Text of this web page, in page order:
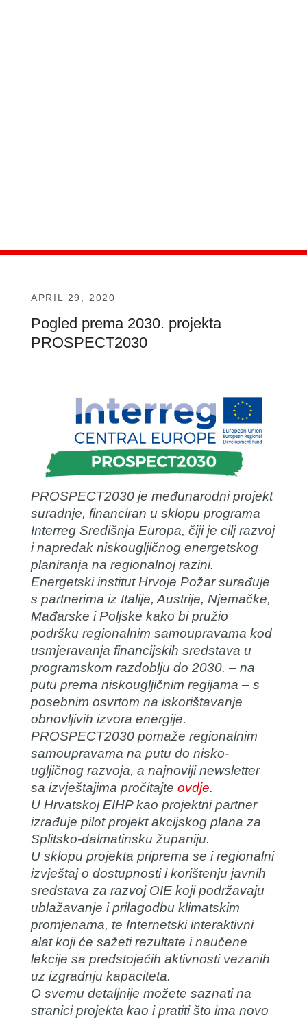
APRIL 29, 2020
Pogled prema 2030. projekta
PROSPECT2030
PROSPECT2030 je međunarodni projekt
suradnje, financiran u sklopu programa
Interreg Središnja Europa, čiji je cilj razvoj
i napredak niskougljičnog energetskog
planiranja na regionalnoj razini.
Energetski institut Hrvoje Požar surađuje
s partnerima iz Italije, Austrije, Njemačke,
Mađarske i Poljske kako bi pružio
podršku regionalnim samoupravama kod
usmjeravanja financijskih sredstava u
programskom razdoblju do 2030. – na
putu prema niskougljičnim regijama – s
posebnim osvrtom na iskorištavanje
obnovljivih izvora energije.
PROSPECT2030 pomaže regionalnim
samoupravama na putu do nisko-
ugljičnog razvoja, a najnoviji newsletter
sa izvještajima pročitajte ovdje.
U Hrvatskoj EIHP kao projektni partner
izrađuje pilot projekt akcijskog plana za
Splitsko-dalmatinsku županiju.
U sklopu projekta priprema se i regionalni
izvještaj o dostupnosti i korištenju javnih
sredstava za razvoj OIE koji podržavaju
ublažavanje i prilagodbu klimatskim
promjenama, te Internetski interaktivni
alat koji će sažeti rezultate i naučene
lekcije sa predstojećih aktivnosti vezanih
uz izgradnju kapaciteta.
O svemu detaljnije možete saznati na
stranici projekta kao i pratiti što ima novo